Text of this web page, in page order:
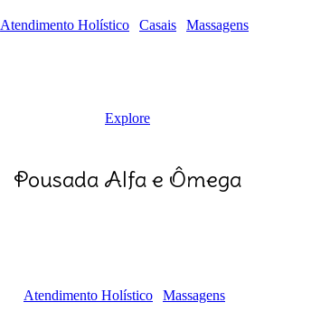
Atendimento Holístico Casais Massagens
Explore
Pousada Alfa e Ômega
Atendimento Holístico Massagens